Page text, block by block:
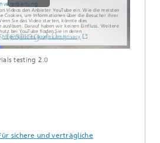
Videos den Anbieter YouTube ein. Wie die meisten
Cookies, um Informationen über die Besucher ihrer
Sie das Video starten, könnte dies
auslösen. Darauf haben wir keinen Einfluss. Weitere
bei YouTube finden Sie in deren
https://policies.google.com/privacy
testing 2.0
sichere und verträgliche